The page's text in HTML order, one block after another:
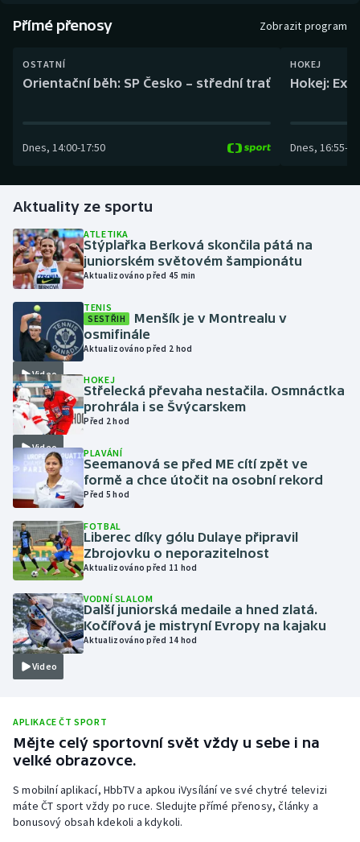
Box
Curling
Golf
Gymnastika
Házená
Jezdectví
Judo
Krasobruslení
Lezení
Lyže a snowboard
Moderní pětiboj
Motorsport
Olympijské hry
Parasport
Plavání
Ragby
Rychlobruslení
Rychlostní kanoistika
Přímé přenosy Zobrazit program
OSTATNÍ
Orientační běh: SP Česko – střední trať
Dnes, 14:00-17:50
HOKEJ
Hokej:
Dnes, 16:55-
Aktuality ze sportu
ATLETIKA
Stýplařka Berková skončila pátá na
juniorském světovém šampionátu
Aktualizováno před 45 min
Video
TENIS
SESTŘIH
Menšík je v Montrealu v
osmifinále
Aktualizováno před 2 hod
Video
HOKEJ
Střelecká převaha nestačila. Osmnáctka
prohrála i se Švýcarskem
Před 2 hod
PLAVÁNÍ
Seemanová se před ME cítí zpět ve
formě a chce útočit na osobní rekord
Před 5 hod
FOTBAL
Liberec díky gólu Dulaye připravil
Zbrojovku o neporazitelnost
Aktualizováno před 11 hod
Video
VODNÍ SLALOM
Další juniorská medaile a hned zlatá.
Kočířová je mistryní Evropy na kajaku
Aktualizováno před 14 hod
APLIKACE ČT SPORT
Mějte celý sportovní svět vždy u sebe i na
velké obrazovce.
S mobilní aplikací, HbbTV a apkou iVysílání ve své chytré televizi
máte ČT sport vždy po ruce. Sledujte přímé přenosy, články a
bonusový obsah kdekoli a kdykoli.